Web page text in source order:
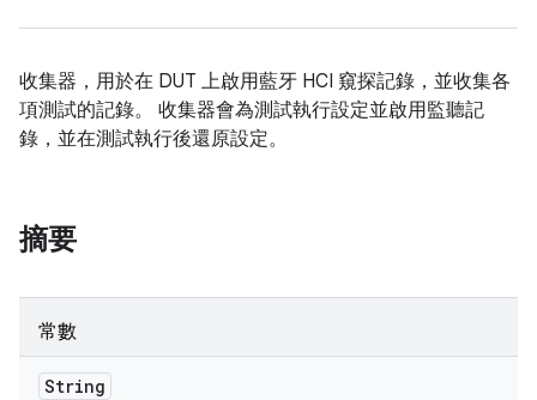
收集器，用於在 DUT 上啟用藍牙 HCI 窺探記錄，並收集各
項測試的記錄。 收集器會為測試執行設定並啟用監聽記
錄，並在測試執行後還原設定。
摘要
常數
String